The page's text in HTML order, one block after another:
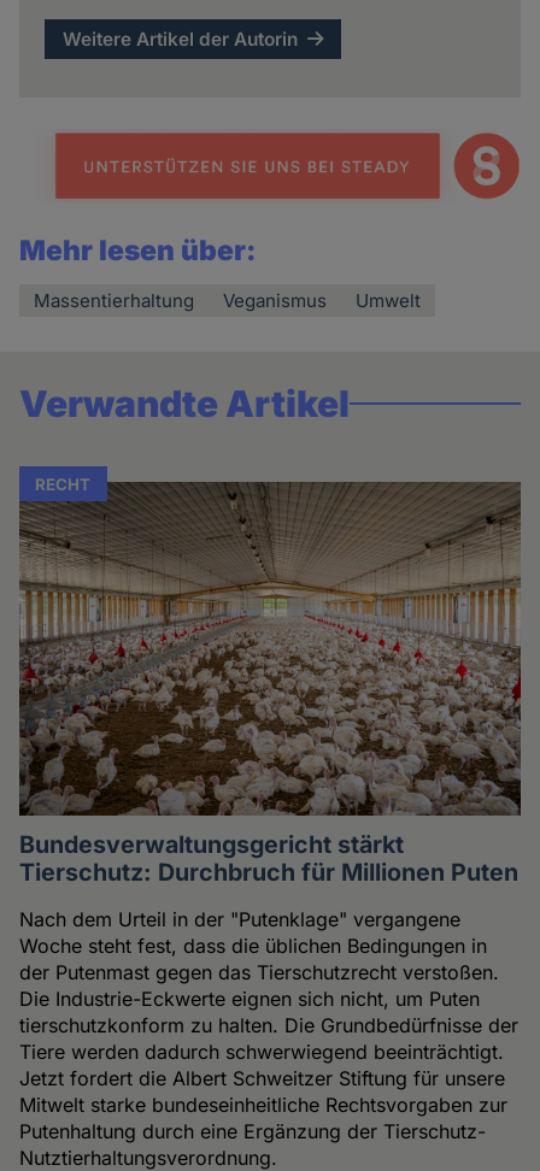
Weitere Artikel der Autorin
Mehr lesen über:
Massentierhaltung Veganismus Umwelt
Verwandte Artikel
RECHT
Bundesverwaltungsgericht stärkt
Tierschutz: Durchbruch für Millionen Puten
Nach dem Urteil in der "Putenklage" vergangene
Woche steht fest, dass die üblichen Bedingungen in
der Putenmast gegen das Tierschutzrecht verstoßen.
Die Industrie-Eckwerte eignen sich nicht, um Puten
tierschutzkonform zu halten. Die Grundbedürfnisse der
Tiere werden dadurch schwerwiegend beeinträchtigt.
Jetzt fordert die Albert Schweitzer Stiftung für unsere
Mitwelt starke bundeseinheitliche Rechtsvorgaben zur
Putenhaltung durch eine Ergänzung der Tierschutz-
Nutztierhaltungsverordnung.